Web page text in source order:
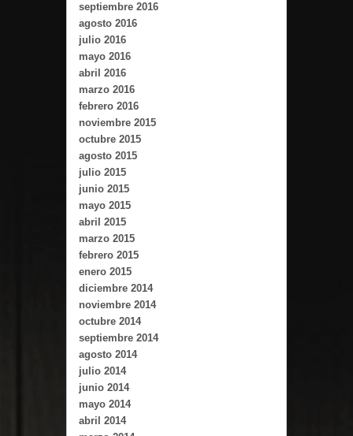
septiembre 2016
agosto 2016
julio 2016
mayo 2016
abril 2016
marzo 2016
febrero 2016
noviembre 2015
octubre 2015
agosto 2015
julio 2015
junio 2015
mayo 2015
abril 2015
marzo 2015
febrero 2015
enero 2015
diciembre 2014
noviembre 2014
octubre 2014
septiembre 2014
agosto 2014
julio 2014
junio 2014
mayo 2014
abril 2014